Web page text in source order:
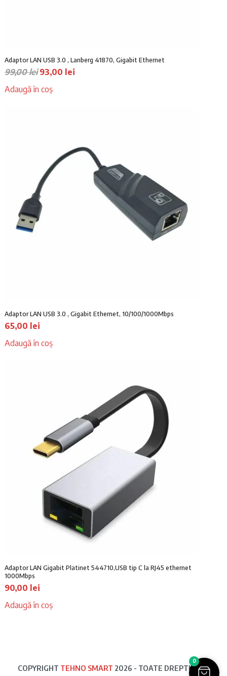
Adaptor LAN USB 3.0 , Lanberg 41870, Gigabit Ethernet
99,00leiPrețul
a
93,00 leiPrețul
Adaugă în coș
Adaptor LAN USB 3.0 , Gigabit Ethernet, 10/100/1000Mbps
65,00 lei
Adaugă în coș
Adaptor LAN Gigabit Platinet 544710,USB tip C la RJ45 ethernet
1000Mbps
90,00 lei
Adaugă în coș
COPYRIGHT TEHNO SMART 2026 - TOATE DREPTURILE
0